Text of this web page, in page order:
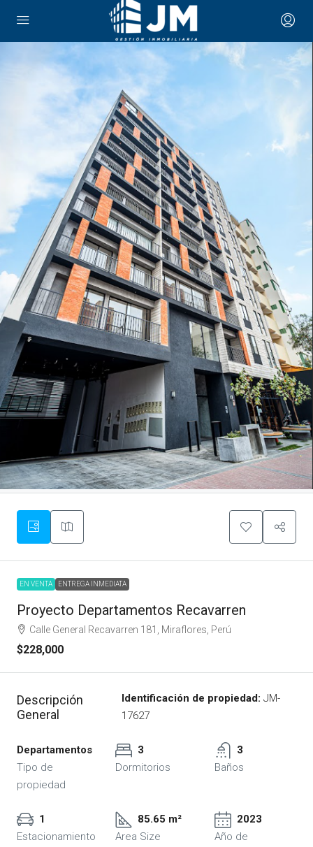
EN VENTA ENTREGA INMEDIATA
Proyecto Departamentos Recavarren
Calle General Recavarren 181, Miraflores, Perú
$228,000
Descripción
General
Identificación de propiedad: JM-
17627
Departamentos
Tipo de
propiedad
3
Dormitorios
3
Baños
1
Estacionamiento
85.65 m²
Area Size
2023
Año de